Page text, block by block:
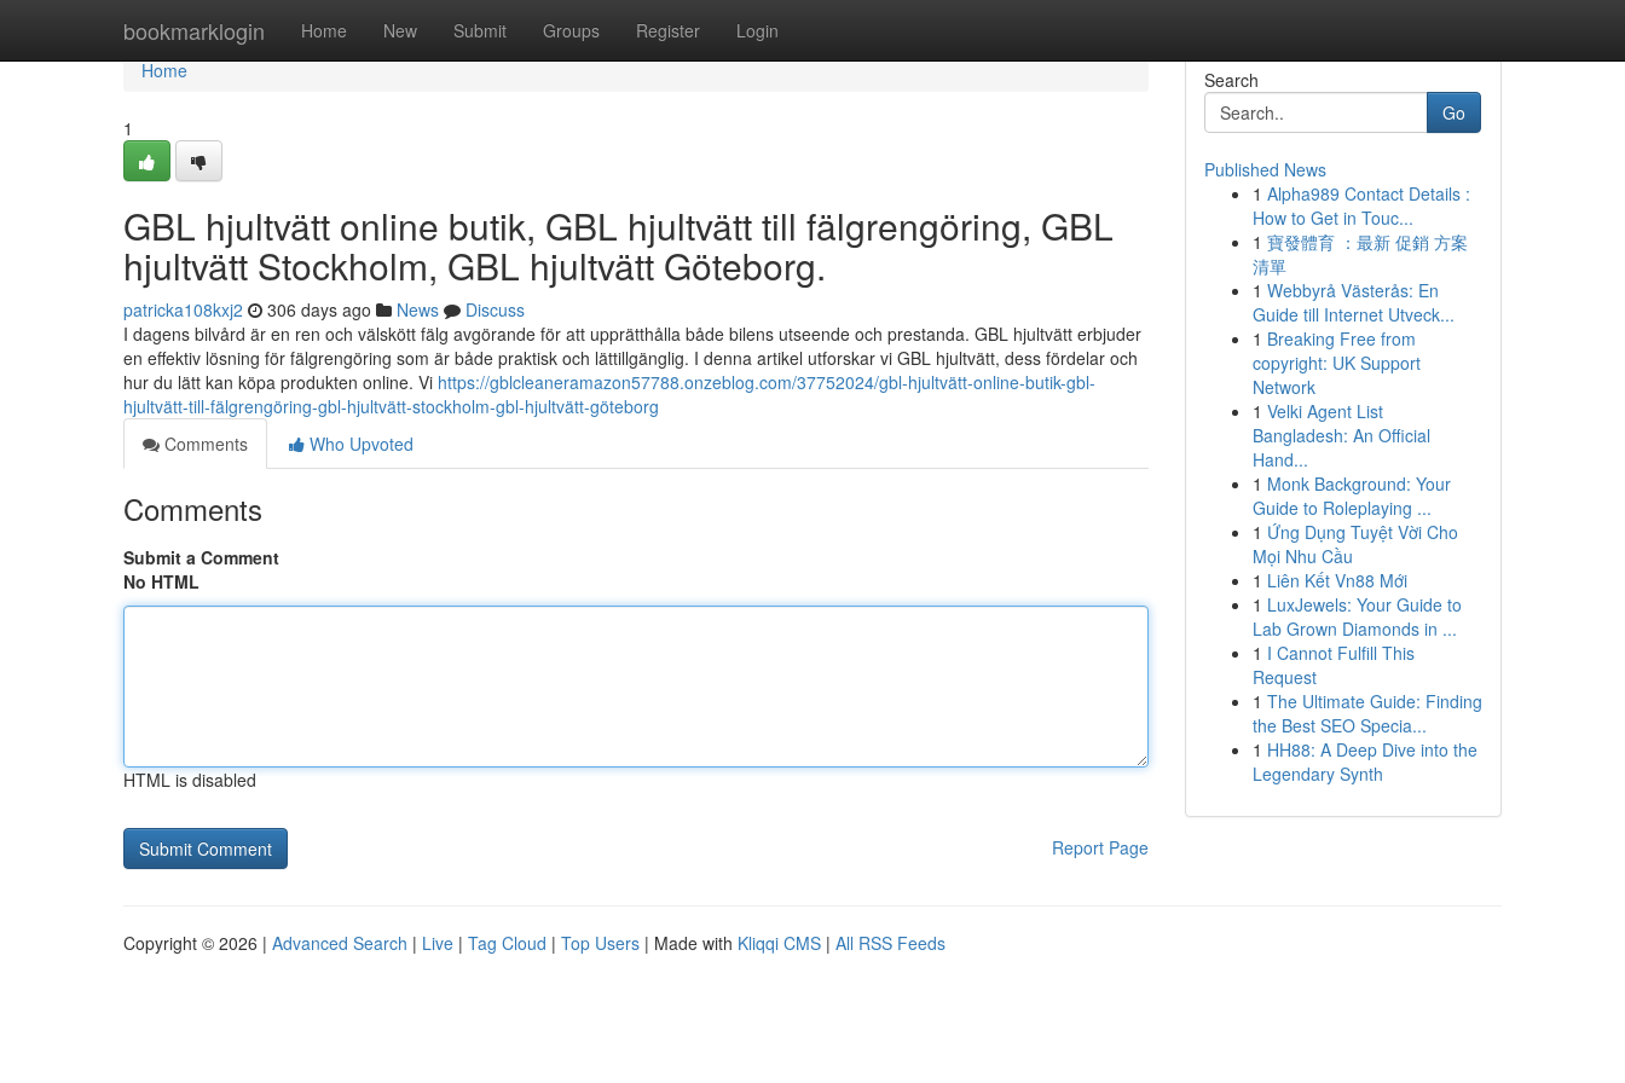
bookmarklogin Home New Submit Groups Register Login
Home
Home
1
GBL hjultvätt online butik, GBL hjultvätt till fälgrengöring, GBL
hjultvätt Stockholm, GBL hjultvätt Göteborg.
patricka108kxj2 306 days ago News
Discuss
I dagens bilvård är en ren och välskött fälg avgörande för att upprätthålla både bilens utseende och prestanda. GBL hjultvätt erbjuder
en effektiv lösning för fälgrengöring som är både praktisk och lättillgänglig. I denna artikel utforskar vi GBL hjultvätt, dess fördelar och
hur du lätt kan köpa produkten online. Vi https://gblcleaneramazon57788.onzeblog.com/37752024/gbl-hjultvätt-online-butik-gbl-
hjultvätt-till-fälgrengöring-gbl-hjultvätt-stockholm-gbl-hjultvätt-göteborg
Comments
Who Upvoted
Comments
Submit a Comment
No HTML
HTML is disabled
Report Page
Search
Go
Published News
1 Alpha989 Contact Details :
How to Get in Touc...
1 寶發體育 ：最新 促銷 方案
清單
1 Webbyrå Västerås: En
Guide till Internet Utveck...
1 Breaking Free from
copyright: UK Support
Network
1 Velki Agent List
Bangladesh: An Official
Hand...
1 Monk Background: Your
Guide to Roleplaying ...
1 Ứng Dụng Tuyệt Vời Cho
Mọi Nhu Cầu
1 Liên Kết Vn88 Mới
1 LuxJewels: Your Guide to
Lab Grown Diamonds in ...
1 I Cannot Fulfill This
Request
1 The Ultimate Guide: Finding
the Best SEO Specia...
1 HH88: A Deep Dive into the
Legendary Synth
Copyright © 2026 | Advanced Search | Live | Tag Cloud | Top Users | Made with Kliqqi CMS | All RSS Feeds